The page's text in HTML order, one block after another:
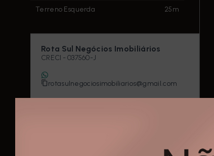
Terreno Esquerda
25m
Rota Sul Negócios Imobiliários
CRECI - 037560-J
rotasulnegociosimobiliarios@gmail.com